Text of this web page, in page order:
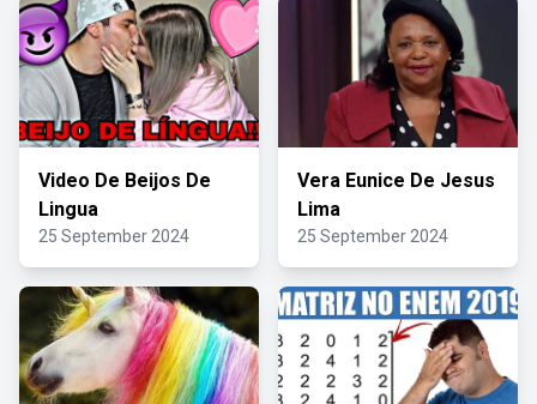
Video De Beijos De
Lingua
25 September 2024
Vera Eunice De Jesus
Lima
25 September 2024